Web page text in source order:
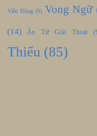
Viễn Đồng(6) Vong Ngữ
(14) Ân Tứ Giải Thoát
Thiếu (85)